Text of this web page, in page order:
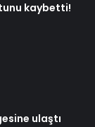
kaybetti!
ulaştı